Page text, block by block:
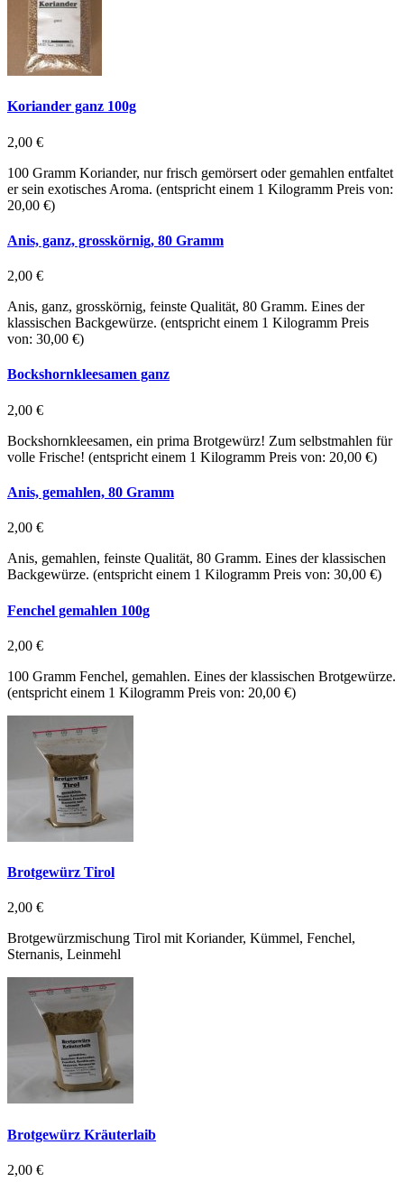
Koriander ganz 100g
2,00 €
100 Gramm Koriander, nur frisch gemörsert oder gemahlen entfaltet
er sein exotisches Aroma. (entspricht einem 1 Kilogramm Preis von:
20,00 €)
Anis, ganz, grosskörnig, 80 Gramm
2,00 €
Anis, ganz, grosskörnig, feinste Qualität, 80 Gramm. Eines der
klassischen Backgewürze. (entspricht einem 1 Kilogramm Preis
von: 30,00 €)
Bockshornkleesamen ganz
2,00 €
Bockshornkleesamen, ein prima Brotgewürz! Zum selbstmahlen für
volle Frische! (entspricht einem 1 Kilogramm Preis von: 20,00 €)
Anis, gemahlen, 80 Gramm
2,00 €
Anis, gemahlen, feinste Qualität, 80 Gramm. Eines der klassischen
Backgewürze. (entspricht einem 1 Kilogramm Preis von: 30,00 €)
Fenchel gemahlen 100g
2,00 €
100 Gramm Fenchel, gemahlen. Eines der klassischen Brotgewürze.
(entspricht einem 1 Kilogramm Preis von: 20,00 €)
Brotgewürz Tirol
2,00 €
Brotgewürzmischung Tirol mit Koriander, Kümmel, Fenchel,
Sternanis, Leinmehl
Brotgewürz Kräuterlaib
2,00 €